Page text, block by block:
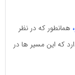
همانطور که در نظر
که این مسیر ها در